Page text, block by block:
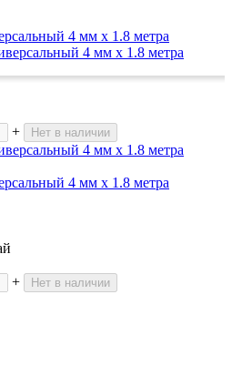
4 мм х 1.8 метра
+ Нет в наличии
4 мм х 1.8 метра
+ Нет в наличии